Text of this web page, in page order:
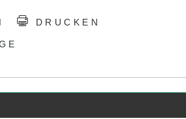
DRUCKEN